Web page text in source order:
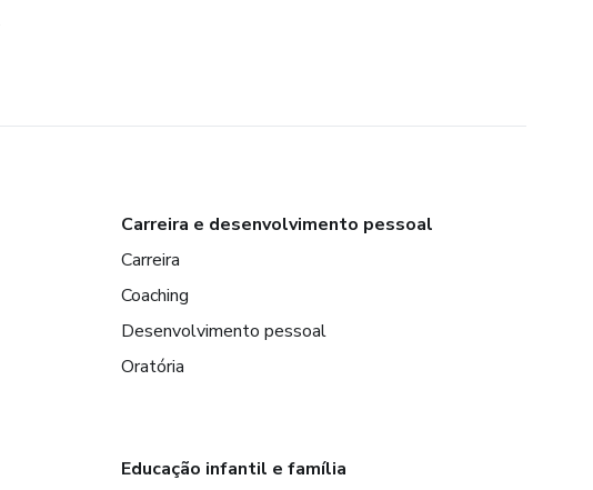
Carreira e desenvolvimento pessoal
Carreira
Coaching
Desenvolvimento pessoal
Oratória
Educação infantil e família